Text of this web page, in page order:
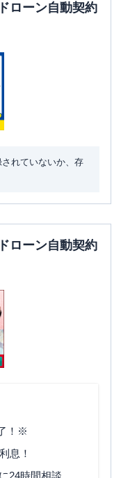
ローン自動契約
れていないか、存
ローン自動契約
！※
息！
24時間相談